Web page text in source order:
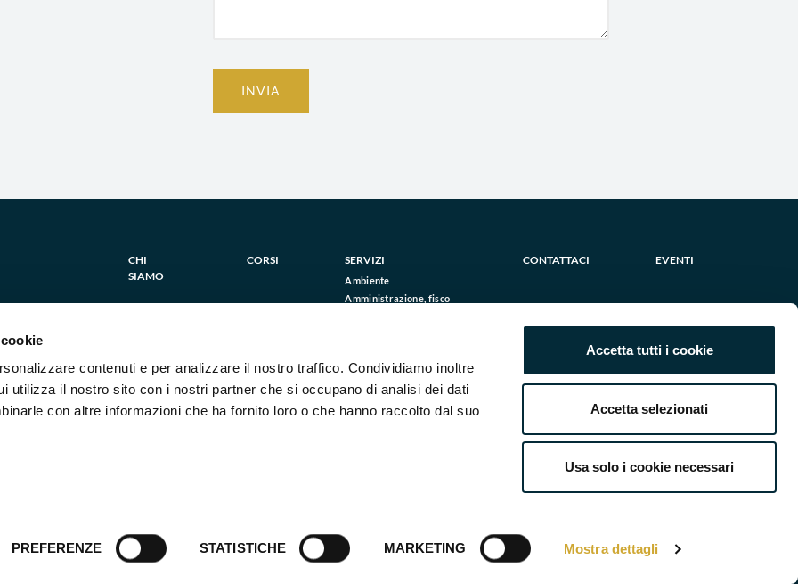
contenuti e per analizzare il nostro traffico. Condividiamo inoltre
utilizza il nostro sito con i nostri partner che si occupano di analisi dei dati
con altre informazioni che ha fornito loro o che hanno raccolto dal suo
PREFERENZE STATISTICHE MARKETING Mostra dettagli
Accetta tutti i cookie
Accetta selezionati
Usa solo i cookie necessari
INVIA
CHI
SIAMO
CORSI SERVIZI
Ambiente
Amministrazione, fisco
Internazionale
Legale
Organizzazione
aziendale
CONTATTACI EVENTI